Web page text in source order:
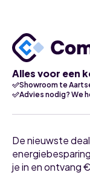
Alles voor een
Showroom te
Advies nodig? We
De nieuwste
je in en ontvang